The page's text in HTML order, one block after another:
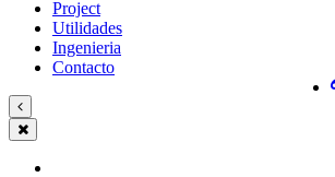
Project
Utilidades
Ingenieria
Contacto